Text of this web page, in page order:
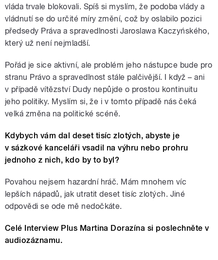
vláda trvale blokovali. Spíš si myslím, že podoba vlády a
vládnutí se do určité míry změní, což by oslabilo pozici
předsedy Práva a spravedlnosti Jaroslawa Kaczyńského,
který už není nejmladší.
Pořád je sice aktivní, ale problém jeho nástupce bude pro
stranu Právo a spravedlnost stále palčivější. I když – ani
v případě vítězství Dudy nepůjde o prostou kontinuitu
jeho politiky. Myslím si, že i v tomto případě nás čeká
velká změna na politické scéně.
Kdybych vám dal deset tisíc zlotých, abyste je
v sázkové kanceláři vsadil na výhru nebo prohru
jednoho z nich, kdo by to byl?
Povahou nejsem hazardní hráč. Mám mnohem víc
lepších nápadů, jak utratit deset tisíc zlotých. Jiné
odpovědi se ode mě nedočkáte.
Celé Interview Plus Martina Dorazína si poslechněte v
audiozáznamu.